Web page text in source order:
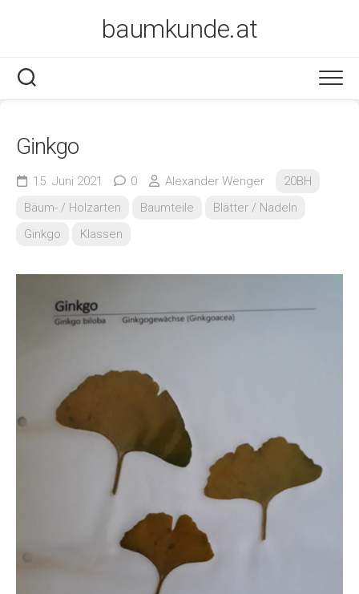
baumkunde.at
Ginkgo
15. Juni 2021 0 Alexander Wenger
20BH
Bäum- / Holzarten
Baumteile
Blätter / Nadeln
Ginkgo
Klassen